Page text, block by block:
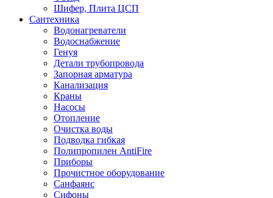
Шифер, Плита ЦСП
Сантехника
Водонагреватели
Водоснабжение
Генуя
Детали трубопровода
Запорная арматура
Канализация
Краны
Насосы
Отопление
Очистка воды
Подводка гибкая
Полипропилен AntiFire
Приборы
Прочистное оборудование
Санфаянс
Сифоны